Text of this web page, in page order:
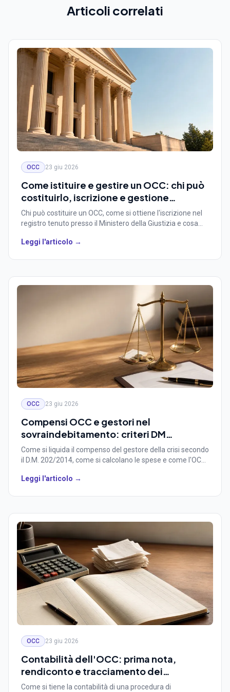
Articoli correlati
OCC 23 giu 2026
Come istituire e gestire un OCC: chi può
costituirlo, iscrizione e gestione
operativa
Chi può costituire un OCC, come si ottiene l'iscrizione nel
registro tenuto presso il Ministero della Giustizia e cosa
commercio ed enti che valutano di aprire un organismo.
Leggi l'articolo →
OCC 23 giu 2026
Compensi OCC e gestori nel
sovraindebitamento: criteri DM
202/2014, spese e distribuzione
Come si liquida il compenso del gestore della crisi secondo
il D.M. 202/2014, come si calcolano le spese e come l'OCC
Leggi l'articolo →
OCC 23 giu 2026
Contabilità dell'OCC: prima nota,
rendiconto e tracciamento dei
pagamenti nel sovraindebitamento
Come si tiene la contabilità di una procedura di